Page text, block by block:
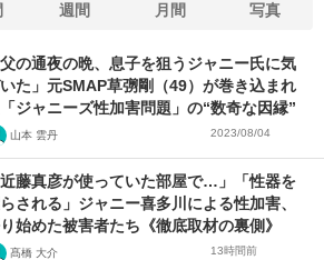
週間 月間 写真
父の通夜の晩、息子を狙うジャニー氏に気
た」元SMAP草彅剛（49）が巻き込まれ
ジャニーズ性加害問題」の“数奇な因縁”
山本 雲丹 2023/08/04
近藤真彦が使っていた部屋で…」「性器を
される」ジャニー喜多川による性加害、
始めた被害者たち《徹底取材の裏側》
髙橋 大介 13時間前